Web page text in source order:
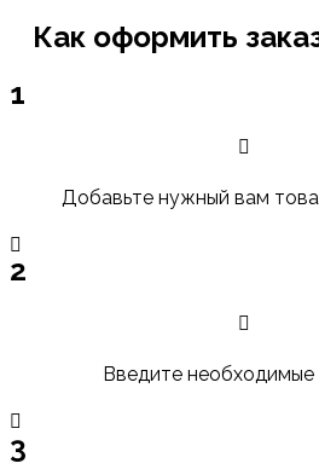
Как оформить
1
Добавьте нужный вам
2
Введите необходимые
3